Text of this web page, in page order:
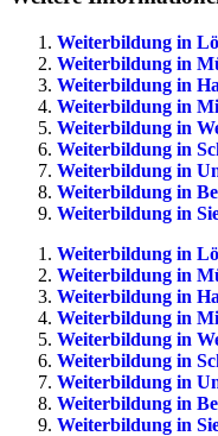
Weiterbildung in
Weiterbildung in
Weiterbildung in
Weiterbildung in
Weiterbildung in
Weiterbildung in
Weiterbildung in
Weiterbildung in
Weiterbildung in
Weiterbildung in
Weiterbildung in
Weiterbildung in
Weiterbildung in
Weiterbildung in
Weiterbildung in
Weiterbildung in
Weiterbildung in
Weiterbildung in